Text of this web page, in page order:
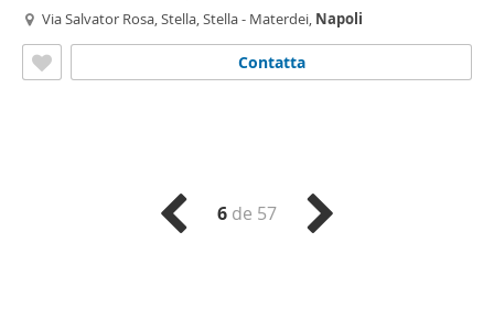
Via Salvator Rosa, Stella, Stella - Materdei, Napoli
Contatta
6 de 57